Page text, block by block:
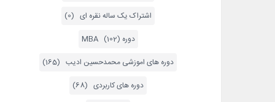
اشتراک یک ساله نقره ای (0)
دوره MBA (102)
دوره های اموزشی محمدحسین ادیب (165)
دوره های کاربردی (68)